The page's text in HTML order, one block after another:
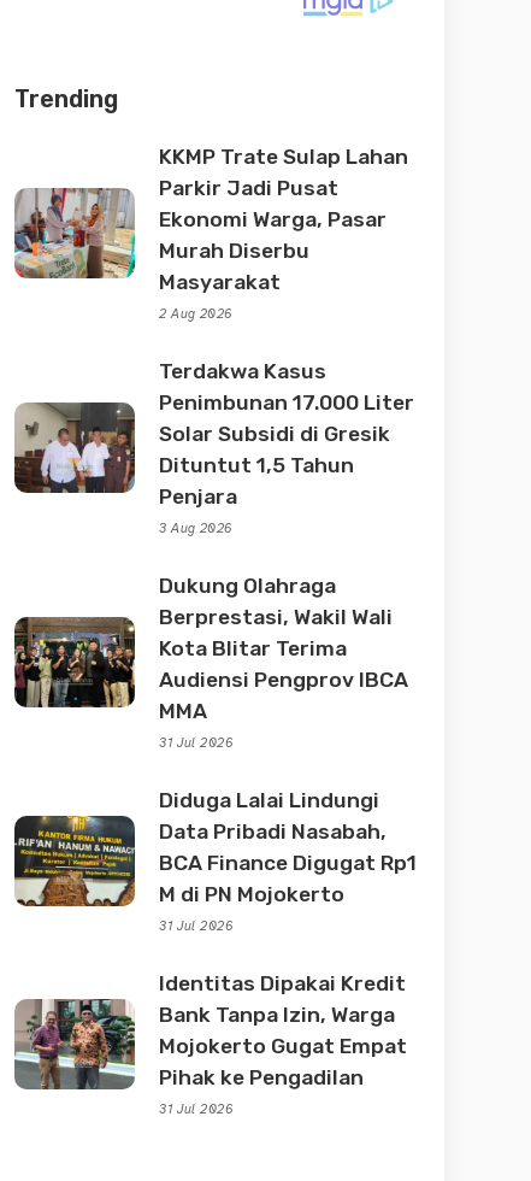
Trending
KKMP Trate Sulap Lahan
Parkir Jadi Pusat
Ekonomi Warga, Pasar
Murah Diserbu
Masyarakat
2 Aug 2026
Terdakwa Kasus
Penimbunan 17.000 Liter
Solar Subsidi di Gresik
Dituntut 1,5 Tahun
Penjara
3 Aug 2026
Dukung Olahraga
Berprestasi, Wakil Wali
Kota Blitar Terima
Audiensi Pengprov IBCA
MMA
31 Jul 2026
Diduga Lalai Lindungi
Data Pribadi Nasabah,
BCA Finance Digugat Rp1
M di PN Mojokerto
31 Jul 2026
Identitas Dipakai Kredit
Bank Tanpa Izin, Warga
Mojokerto Gugat Empat
Pihak ke Pengadilan
31 Jul 2026